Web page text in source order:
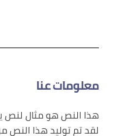
معلومات عنا
هذا النص هو مثال
لقد تم توليد هذا النص